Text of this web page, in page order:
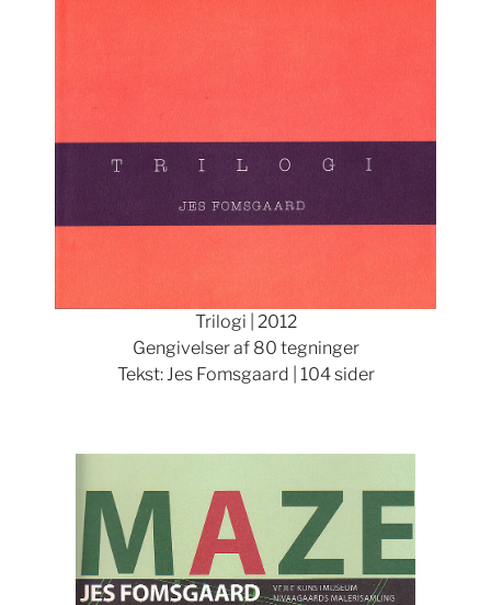
Trilogi | 2012
Gengivelser af 80 tegninger
Tekst: Jes Fomsgaard | 104 sider